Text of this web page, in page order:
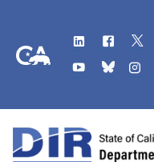
CA.gov
LinkedIn
Flickr
YouTube
Bluesky